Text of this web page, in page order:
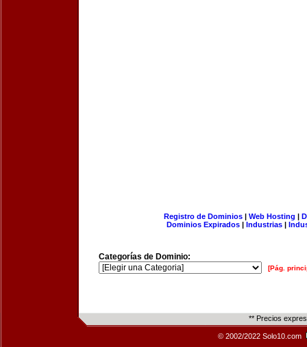
Registro de Dominios| Web Hosting |
Dominios Expirados | Industrias |
Categorías de Dominio:
[Pág.
** Precios
© 2002/2022 Solo10.com